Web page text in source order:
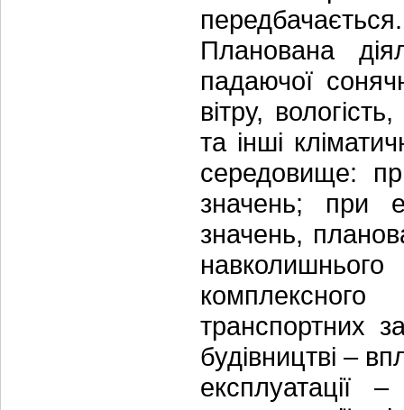
передбачається.
Планована
падаючої
вітру,
та інші
середовище:
значень; при
значень,
транспортних
будівництві –
експлуатації